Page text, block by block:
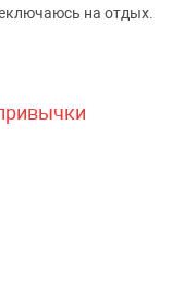
на отдых.